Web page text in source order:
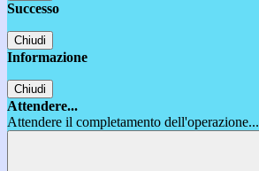
Successo
Chiudi
Informazione
Chiudi
Attendere...
Attendere il completamento dell'operazione...